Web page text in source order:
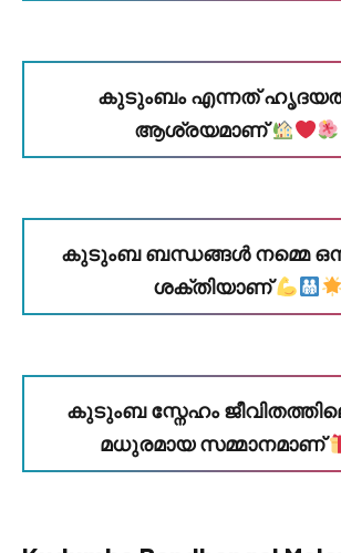
കുടുംബം എന്നത്
ആശ്രയമാണ്
കുടുംബ ബന്ധങ്ങൾ നമ്മെ
ശക്തിയാണ്
കുടുംബ സ്നേഹം
മധുരമായ സമ്മാനമാണ്